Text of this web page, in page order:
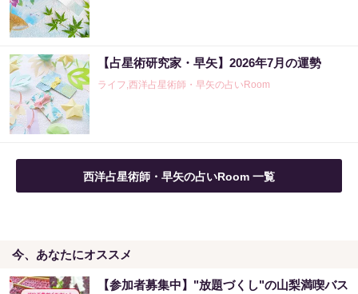
【占星術研究家・早矢】2026年7月の運勢
ライフ,西洋占星術師・早矢の占いRoom
西洋占星術師・早矢の占いRoom 一覧
今、あなたにオススメ
【参加者募集中】"放題づくし"の山梨満喫バス